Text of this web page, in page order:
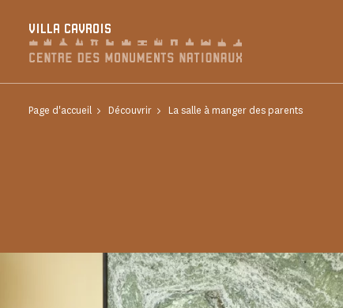
VILLA CAVROIS
Page d'accueil Découvrir La salle à manger des parents